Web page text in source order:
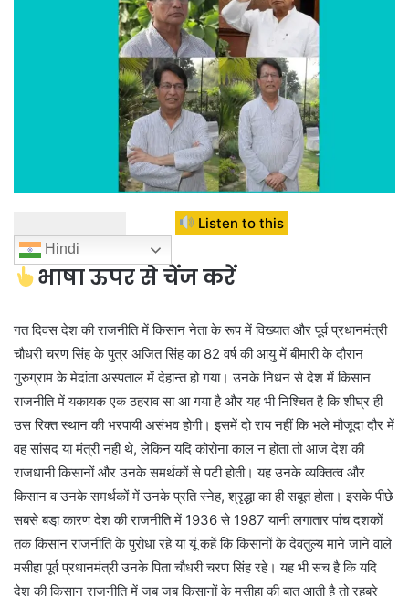
Listen to this
Hindi
भाषा ऊपर से चेंज करें
गत दिवस देश की राजनीति में किसान नेता के रूप में विख्यात और पूर्व प्रधानमंत्री
चौधरी चरण सिंह के पुत्र अजित सिंह का 82 वर्ष की आयु में बीमारी के दौरान
गुरुग्राम के मेदांता अस्पताल में देहान्त हो गया। उनके निधन से देश में किसान
राजनीति में यकायक एक ठहराव सा आ गया है और यह भी निश्चित है कि शीघ्र ही
उस रिक्त स्थान की भरपायी असंभव होगी। इसमें दो राय नहीं कि भले मौजूदा दौर में
वह सांसद या मंत्री नही थे, लेकिन यदि कोरोना काल न होता तो आज देश की
राजधानी किसानों और उनके समर्थकों से पटी होती। यह उनके व्यक्तित्व और
किसान व उनके समर्थकों में उनके प्रति स्नेह, श्रृद्धा का ही सबूत होता। इसके पीछे
सबसे बडा़ कारण देश की राजनीति में 1936 से 1987 यानी लगातार पांच दशकों
तक किसान राजनीति के पुरोधा रहे या यूं कहें कि किसानों के देवतुल्य माने जाने वाले
मसीहा पूर्व प्रधानमंत्री उनके पिता चौधरी चरण सिंह रहे। यह भी सच है कि यदि
देश की किसान राजनीति में जब जब किसानों के मसीहा की बात आती है तो रहबरे